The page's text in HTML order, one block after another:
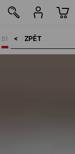
ZPĚT    >
S1